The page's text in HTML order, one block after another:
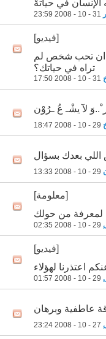
23:59
[فيديو]
ان تحب شخص لم
تراه في حياتك؟
17:50
ْ..وَ لآ يشْـ عُ ـرُوْن
18:47
اللي بعدك بسؤال
13:33
[معلومة]
لمعرفة من حولك
02:35
[فيديو]
اعتذرنا لهؤلاء
01:57
عاطفية وبرهان
23:24